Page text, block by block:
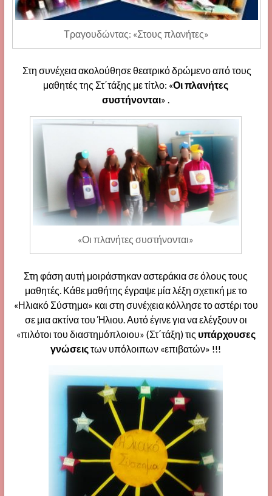
Τραγουδώντας: «Στους πλανήτες»
Στη συνέχεια ακολούθησε θεατρικό δρώμενο από τους
μαθητές της Στ΄τάξης με τίτλο: «Οι πλανήτες
συστήνονται» .
«Οι πλανήτες συστήνονται»
Στη φάση αυτή μοιράστηκαν αστεράκια σε όλους τους
μαθητές. Κάθε μαθήτης έγραψε μία λέξη σχετική με το
«Ηλιακό Σύστημα» και στη συνέχεια κόλλησε το αστέρι του
σε μια ακτίνα του Ήλιου. Αυτό έγινε για να ελέγξουν οι
«πιλότοι του διαστημόπλοιου» (Στ΄τάξη) τις υπάρχουσες
γνώσειςτων υπόλοιπων «επιβατών» !!!